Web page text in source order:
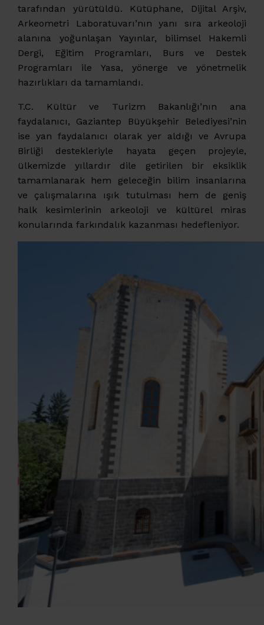
tarafından yürütüldü. Kütüphane, Dijital Arşiv,
Arkeometri Laboratuvarı’nın yanı sıra arkeoloji
alanına yoğunlaşan Yayınlar, bilimsel Hakemli
Dergi, Eğitim Programları, Burs ve Destek
Programları ile Yasa, yönerge ve yönetmelik
hazırlıkları da tamamlandı.
T.C. Kültür ve Turizm Bakanlığı’nın ana
faydalanıcı, Gaziantep Büyükşehir Belediyesi’nin
ise yan faydalanıcı olarak yer aldığı ve Avrupa
Birliği destekleriyle hayata geçen projeyle,
ülkemizde yıllardır dile getirilen bir eksiklik
tamamlanarak hem geleceğin bilim insanlarına
ve çalışmalarına ışık tutulması hem de geniş
halk kesimlerinin arkeoloji ve kültürel miras
konularında farkındalık kazanması hedefleniyor.